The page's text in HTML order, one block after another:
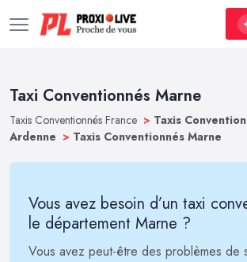
Taxi Conventionnés Marne
Taxis Conventionnés France > Taxis
Ardenne > Taxis Conventionnés Marne
Vous avez besoin d’un taxi
le département Marne ?
Vous avez peut-être des problèmes de